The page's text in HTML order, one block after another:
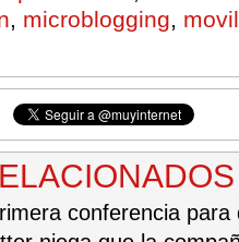
, microblogging,
conferencia para